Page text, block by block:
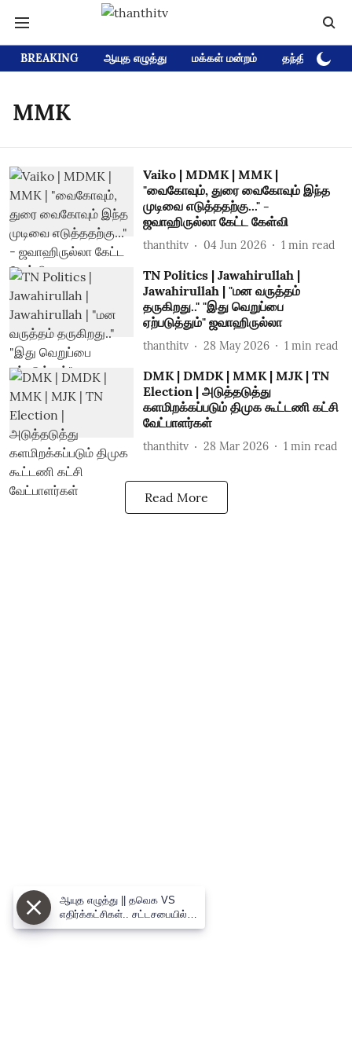
BREAKING ஆயுத எழுத்து மக்கள் மன்றம் தந்தி டிவி
MMK
Vaiko | MDMK | MMK |
"வைகோவும், துரை வைகோவும் இந்த
முடிவை எடுத்ததற்கு..." -
ஜவாஹிருல்லா கேட்ட கேள்வி
thanthitv 04 Jun 2026 1 min read
TN Politics | Jawahirullah |
Jawahirullah | "மன வருத்தம்
தருகிறது.." "இது வெறுப்பை
ஏற்படுத்தும்" ஜவாஹிருல்லா
thanthitv 28 May 2026 1 min read
DMK | DMDK | MMK | MJK | TN
Election | அடுத்தடுத்து
களமிறக்கப்படும் திமுக கூட்டணி கட்சி
வேட்பாளர்கள்
thanthitv 28 Mar 2026 1 min read
Read More
ஆயுத எழுத்து || தவெக VS
எதிர்க்கட்சிகள்.. சட்டசபையில்
மாஸ் காட்டுவது யார்?